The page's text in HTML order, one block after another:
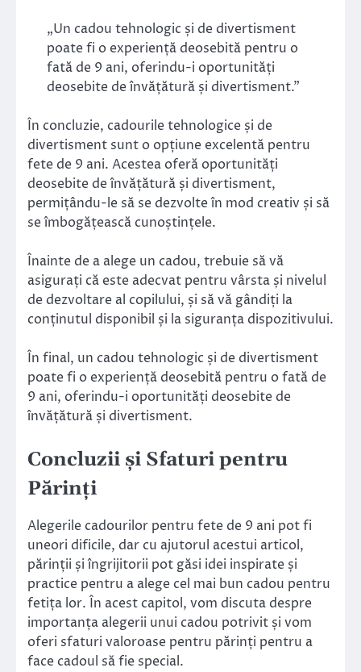
„Un cadou tehnologic și de divertisment
poate fi o experiență deosebită pentru o
fată de 9 ani, oferindu-i oportunități
deosebite de învățătură și divertisment.”
În concluzie, cadourile tehnologice și de
divertisment sunt o opțiune excelentă pentru
fete de 9 ani. Acestea oferă oportunități
deosebite de învățătură și divertisment,
permițându-le să se dezvolte în mod creativ și să
se îmbogățească cunoștințele.
Înainte de a alege un cadou, trebuie să vă
asigurați că este adecvat pentru vârsta și nivelul
de dezvoltare al copilului, și să vă gândiți la
conținutul disponibil și la siguranța dispozitivului.
În final, un cadou tehnologic și de divertisment
poate fi o experiență deosebită pentru o fată de
9 ani, oferindu-i oportunități deosebite de
învățătură și divertisment.
Concluzii și Sfaturi pentru
Părinți
Alegerile cadourilor pentru fete de 9 ani pot fi
uneori dificile, dar cu ajutorul acestui articol,
părinții și îngrijitorii pot găsi idei inspirate și
practice pentru a alege cel mai bun cadou pentru
fetița lor. În acest capitol, vom discuta despre
importanța alegerii unui cadou potrivit și vom
oferi sfaturi valoroase pentru părinți pentru a
face cadoul să fie special.